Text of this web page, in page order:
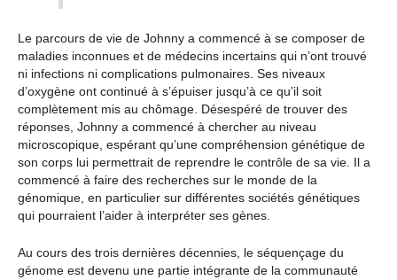
Le parcours de vie de Johnny a commencé à se composer de
maladies inconnues et de médecins incertains qui n’ont trouvé
ni infections ni complications pulmonaires. Ses niveaux
d’oxygène ont continué à s’épuiser jusqu’à ce qu’il soit
complètement mis au chômage. Désespéré de trouver des
réponses, Johnny a commencé à chercher au niveau
microscopique, espérant qu’une compréhension génétique de
son corps lui permettrait de reprendre le contrôle de sa vie. Il a
commencé à faire des recherches sur le monde de la
génomique, en particulier sur différentes sociétés génétiques
qui pourraient l’aider à interpréter ses gènes.
Au cours des trois dernières décennies, le séquençage du
génome est devenu une partie intégrante de la communauté